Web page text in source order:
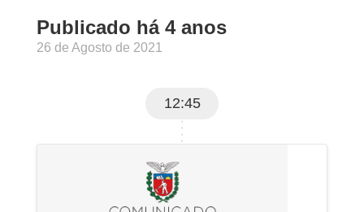
Publicado há 4 anos
26 de Agosto de 2021
12:45